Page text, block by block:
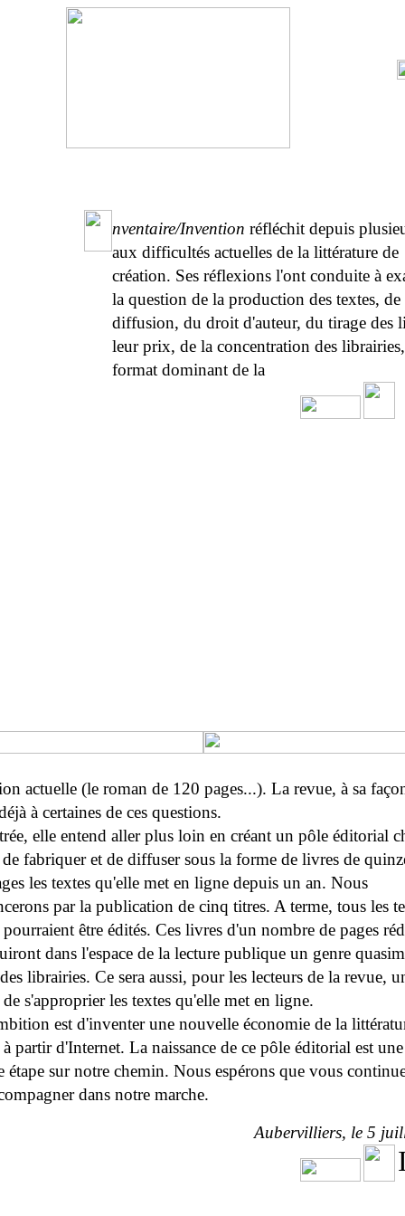
nventaire/Invention réfléchit depuis
aux difficultés actuelles de la littérature de
création. Ses réflexions l'ont conduite à
la question de la production des textes, de
diffusion, du droit d'auteur, du tirage des
leur prix, de la concentration des
format dominant de la
actuelle (le roman de 120 pages...). La revue, à sa
à certaines de ces questions.
elle entend aller plus loin en créant un pôle éditorial
fabriquer et de diffuser sous la forme de livres de
les textes qu'elle met en ligne depuis un an. Nous
par la publication de cinq titres. A terme, tous les
être édités. Ces livres d'un nombre de pages
dans l'espace de la lecture publique un genre
librairies. Ce sera aussi, pour les lecteurs de la revue,
s'approprier les textes qu'elle met en ligne.
est d'inventer une nouvelle économie de la
partir d'Internet. La naissance de ce pôle éditorial est une
étape sur notre chemin. Nous espérons que vous
dans notre marche.
Aubervilliers, le 5